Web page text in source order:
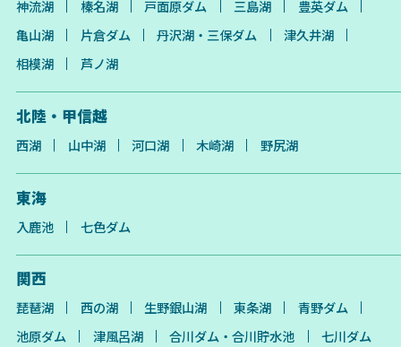
神流湖
榛名湖 戸面原ダム 三島湖
豊英ダム
亀山湖
片倉ダム 丹沢湖・三保ダム
津久井湖
相模湖
芦ノ湖
北陸・甲信越
西湖 山中湖 河口湖 木崎湖 野尻湖
東海
入鹿池 七色ダム
関西
琵琶湖 西の湖 生野銀山湖 東条湖
青野ダム
池原ダム
津風呂湖 合川ダム・合川貯水池 七川ダム